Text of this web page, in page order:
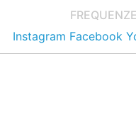
FREQUENZE
Instagram Facebook